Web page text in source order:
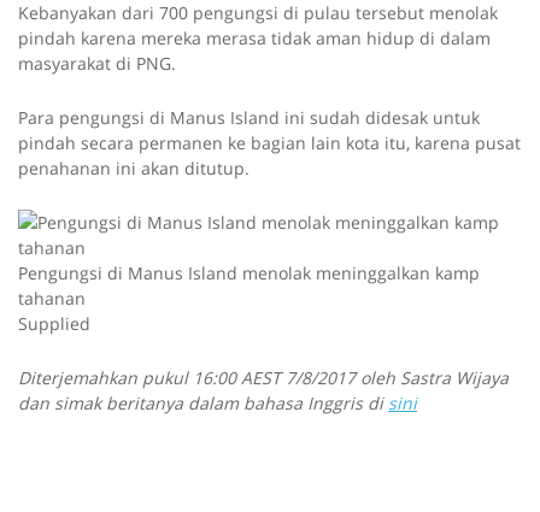
Kebanyakan dari 700 pengungsi di pulau tersebut menolak
pindah karena mereka merasa tidak aman hidup di dalam
masyarakat di PNG.
Para pengungsi di Manus Island ini sudah didesak untuk
pindah secara permanen ke bagian lain kota itu, karena pusat
penahanan ini akan ditutup.
Pengungsi di Manus Island menolak meninggalkan kamp
tahanan
Supplied
Diterjemahkan pukul 16:00 AEST 7/8/2017 oleh Sastra Wijaya
dan simak beritanya dalam bahasa Inggris di sini